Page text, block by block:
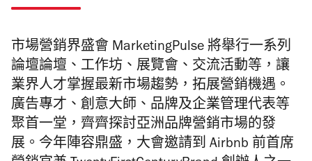
市場營銷界盛會 MarketingPulse 將舉行一系列
論壇論壇、工作坊、展覽會、交流活動等，讓
業界人才掌握最新市場趨勢，拓展營銷機遇。
廣告專才、創意大師、品牌及企業管理代表等
聚首一堂，齊齊探討亞洲品牌營銷市場的發
展。今年陣容鼎盛，大會邀請到 Airbnb 前首席